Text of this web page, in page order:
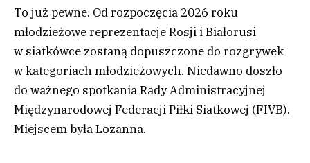
To już pewne. Od rozpoczęcia 2026 roku
młodzieżowe reprezentacje Rosji i Białorusi
w siatkówce zostaną dopuszczone do rozgrywek
w kategoriach młodzieżowych. Niedawno doszło
do ważnego spotkania Rady Administracyjnej
Międzynarodowej Federacji Piłki Siatkowej (FIVB).
Miejscem była Lozanna.